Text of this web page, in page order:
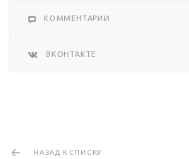
КОММЕНТАРИИ
ВКОНТАКТЕ
НАЗАД К СПИСКУ